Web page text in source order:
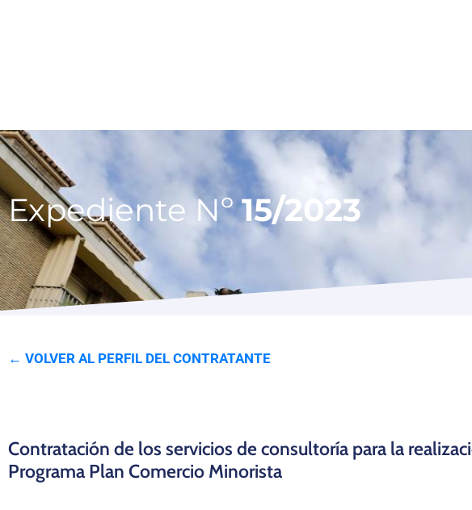
Expediente Nº15/2023
← VOLVER AL PERFIL DEL CONTRATANTE
Contratación de los servicios de consultoría para la
Programa Plan Comercio Minorista